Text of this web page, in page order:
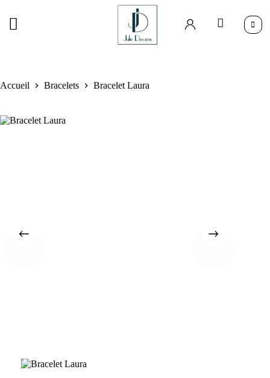
Accueil Bracelets Bracelet Laura